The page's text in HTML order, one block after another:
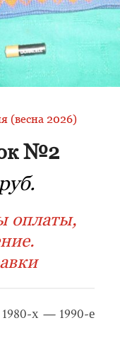
(весна 2026)
№2
оплаты,
х — 1990-е